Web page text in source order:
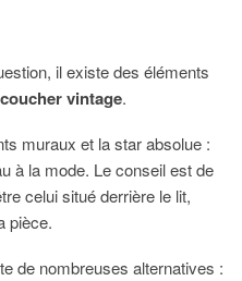
il existe des éléments
vintage.
muraux et la star absolue :
à la mode. Le conseil est de
celui situé derrière le lit,
pièce.
de nombreuses alternatives :